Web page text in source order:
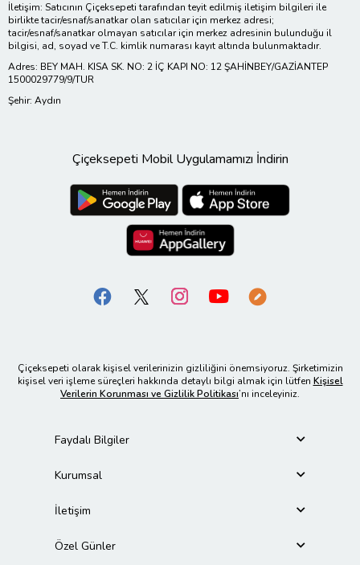
İletişim: Satıcının Çiçeksepeti tarafından teyit edilmiş iletişim bilgileri ile
birlikte tacir/esnaf/sanatkar olan satıcılar için merkez adresi;
tacir/esnaf/sanatkar olmayan satıcılar için merkez adresinin bulunduğu il
bilgisi, ad, soyad ve T.C. kimlik numarası kayıt altında bulunmaktadır.
Adres: BEY MAH. KISA SK. NO: 2 İÇ KAPI NO: 12 ŞAHİNBEY/GAZİANTEP
1500029779/9/TUR
Şehir: Aydın
Çiçeksepeti Mobil Uygulamamızı İndirin
Çiçeksepeti olarak kişisel verilerinizin gizliliğini önemsiyoruz. Şirketimizin
kişisel veri işleme süreçleri hakkında detaylı bilgi almak için lütfen Kişisel
Verilerin Korunması ve Gizlilik Politikası’nı inceleyiniz.
Faydalı Bilgiler
Kurumsal
İletişim
Özel Günler